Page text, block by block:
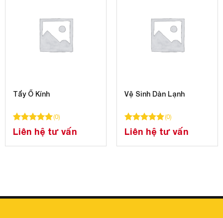
Tẩy Ố Kính
100trên 5 dựa trên
100
(0)
Liên hệ tư vấn
Vệ Sinh Dàn Lạnh
100trên 5 dựa trên
100
(0)
Liên hệ tư vấn